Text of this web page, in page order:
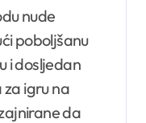
nude
poboljšanu
i dosljedan
za igru na
da